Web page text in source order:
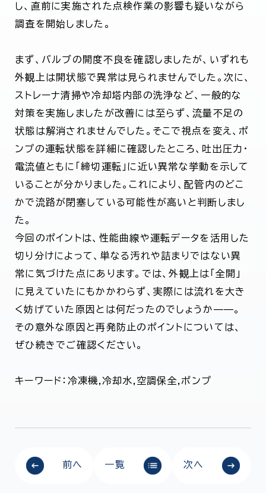
し、直前に実施された点検作業の影響も疑いながら
調査を開始しました。
まず、バルブの開度不良を確認しましたが、いずれも
外観上は開状態で異常は見られませんでした。次に、
ストレーナ清掃や冷却塔内部の洗浄など、一般的な
対策を実施しましたが改善には至らず、流量不足の
状態は解消されませんでした。そこで視点を変え、ポ
ンプの運転状態を詳細に確認したところ、吐出圧力・
電流値ともに「締切運転」に近い異常な挙動を示して
いることが分かりました。これにより、配管内のどこ
かで流路が閉塞している可能性が高いと判断しまし
た。
今回のポイントは、性能曲線や運転データを活用した
切り分けによって、単なる汚れや詰まりではない異
常に気づけた点にあります。では、外観上は「全開」
に見えていたにもかかわらず、実際には流れを大き
く妨げていた原因とは何だったのでしょうか——。
その意外な原因と再発防止のポイントについては、
ぜひ続きでご確認ください。
キーワード：冷凍機,冷却水,空調保全,ポンプ
前へ 一覧 次へ